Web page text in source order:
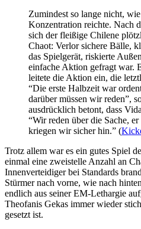
Zumindest so lange nicht,
Konzentration reichte. Nach
sich der fleißige Chilene
Chaot: Verlor sichere Bälle,
das Spielgerät, riskierte
einfache Aktion gefragt war.
leitete die Aktion ein, die
“Die erste Halbzeit war
darüber müssen wir reden”,
ausdrücklich betont, dass
“Wir reden über die Sache,
kriegen wir sicher hin.” (
Trotz allem war es ein gutes Spiel
einmal eine zweistelle Anzahl an
Innenverteidiger bei Standards
Stürmer nach vorne, wie nach
endlich aus seiner EM-Lethargie
Theofanis Gekas immer wieder
gesetzt ist.